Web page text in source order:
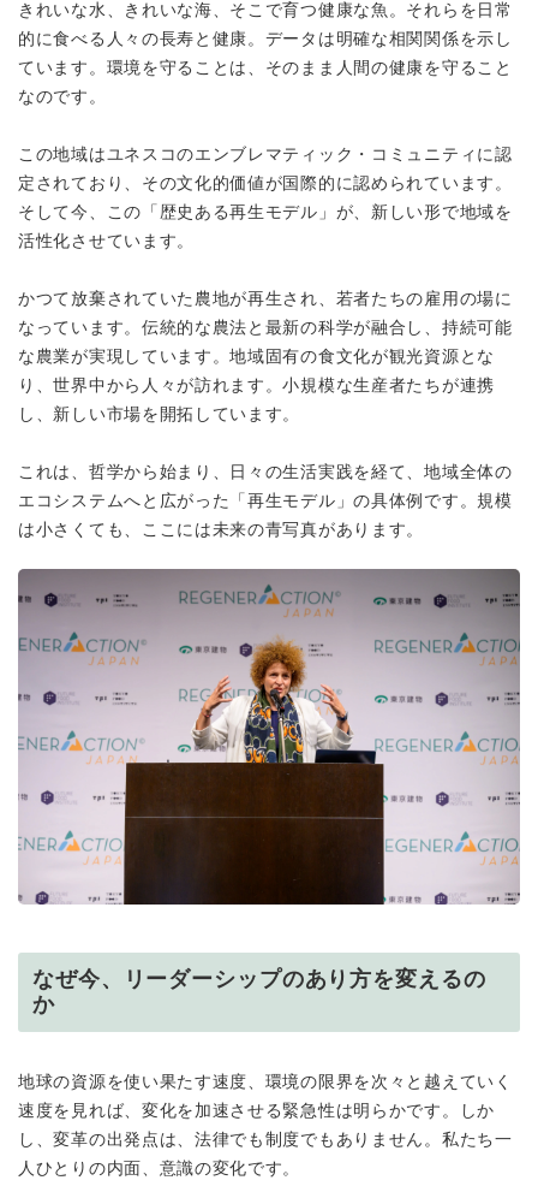
きれいな水、きれいな海、そこで育つ健康な魚。それらを日常
的に食べる人々の長寿と健康。データは明確な相関関係を示し
ています。環境を守ることは、そのまま人間の健康を守ること
なのです。
この地域はユネスコのエンブレマティック・コミュニティに認
定されており、その文化的価値が国際的に認められています。
そして今、この「歴史ある再生モデル」が、新しい形で地域を
活性化させています。
かつて放棄されていた農地が再生され、若者たちの雇用の場に
なっています。伝統的な農法と最新の科学が融合し、持続可能
な農業が実現しています。地域固有の食文化が観光資源とな
り、世界中から人々が訪れます。小規模な生産者たちが連携
し、新しい市場を開拓しています。
これは、哲学から始まり、日々の生活実践を経て、地域全体の
エコシステムへと広がった「再生モデル」の具体例です。規模
は小さくても、ここには未来の青写真があります。
なぜ今、リーダーシップのあり方を変えるの
か
地球の資源を使い果たす速度、環境の限界を次々と越えていく
速度を見れば、変化を加速させる緊急性は明らかです。しか
し、変革の出発点は、法律でも制度でもありません。私たち一
人ひとりの内面、意識の変化です。